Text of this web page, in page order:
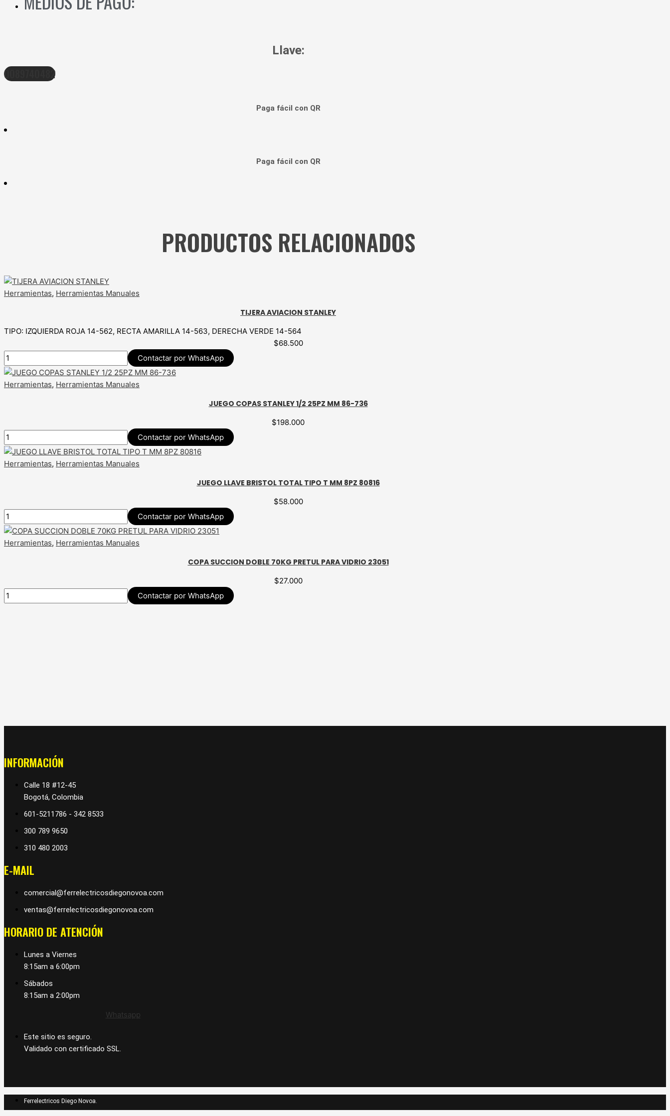
Llave:
0089740482
Paga fácil con QR
Paga fácil con QR
PRODUCTOS RELACIONADOS
Herramientas, Herramientas Manuales
TIJERA AVIACION STANLEY
TIPO: IZQUIERDA ROJA 14-562, RECTA AMARILLA 14-563, DERECHA VERDE 14-564
$68.500
Contactar por WhatsApp
Herramientas, Herramientas Manuales
JUEGO COPAS STANLEY 1/2 25PZ MM 86-736
$198.000
Contactar por WhatsApp
Herramientas, Herramientas Manuales
JUEGO LLAVE BRISTOL TOTAL TIPO T MM 8PZ 80816
$58.000
Contactar por WhatsApp
Herramientas, Herramientas Manuales
COPA SUCCION DOBLE 70KG PRETUL PARA VIDRIO 23051
$27.000
Contactar por WhatsApp
INFORMACIÓN
Calle 18 #12-45
Bogotá, Colombia
601-5211786 - 342 8533
300 789 9650
310 480 2003
E-MAIL
comercial@ferrelectricosdiegonovoa.com
ventas@ferrelectricosdiegonovoa.com
HORARIO DE ATENCIÓN
Lunes a Viernes
8:15am a 6:00pm
Sábados
8:15am a 2:00pm
Whatsapp
Este sitio es seguro.
Validado con certificado SSL.
Ferrelectricos Diego Novoa.